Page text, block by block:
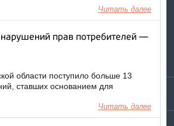
Читать далее
прав потребителей —
области поступило больше 13
ставших основанием для
Читать далее